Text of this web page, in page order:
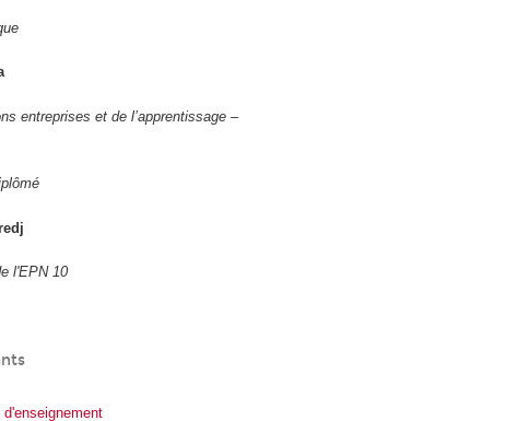
entreprises et de l’apprentissage –
l'EPN 10